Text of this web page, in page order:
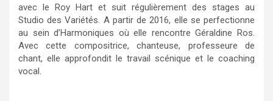
avec le Roy Hart et suit régulièrement des stages au
Studio des Variétés. A partir de 2016, elle se perfectionne
au sein d’Harmoniques où elle rencontre Géraldine Ros.
Avec cette compositrice, chanteuse, professeure de
chant, elle approfondit le travail scénique et le coaching
vocal.